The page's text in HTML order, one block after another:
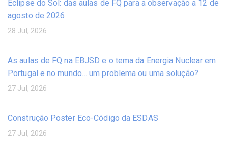
Eclipse do Sol: das aulas de FQ para a observação a 12 de
agosto de 2026
28 Jul, 2026
As aulas de FQ na EBJSD e o tema da Energia Nuclear em
Portugal e no mundo… um problema ou uma solução?
27 Jul, 2026
Construção Poster Eco-Código da ESDAS
27 Jul, 2026